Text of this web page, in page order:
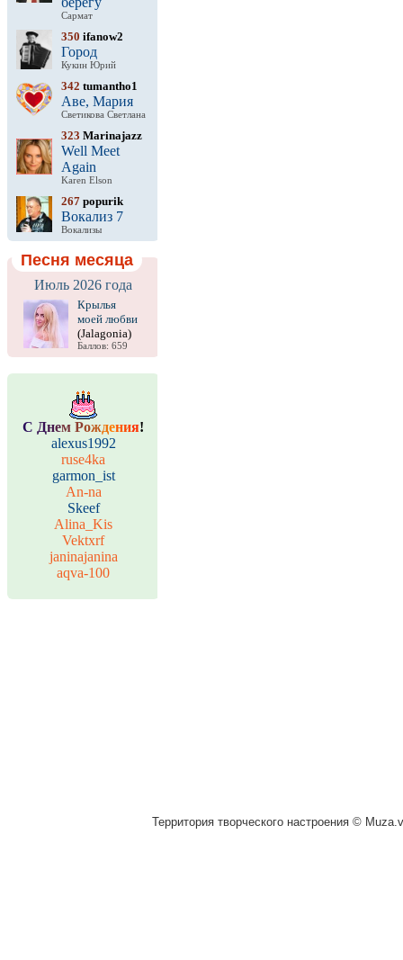
Сармат
350 ifanow2
Город
Кукин Юрий
342 tumantho1
Аве, Мария
Светикова Светлана
323 Marinajazz
Well Meet
Again
Karen Elson
267 popurik
Вокализ 7
Вокализы
Песня месяца
Июль 2026 года
Крылья
моей любви
(Jalagonia)
Баллов: 659
С Днем Рождения!
alexus1992
ruse4ka
garmon_ist
An-na
Skeef
Alina_Kis
Vektxrf
janinajanina
aqva-100
Территория творческого настроения ©